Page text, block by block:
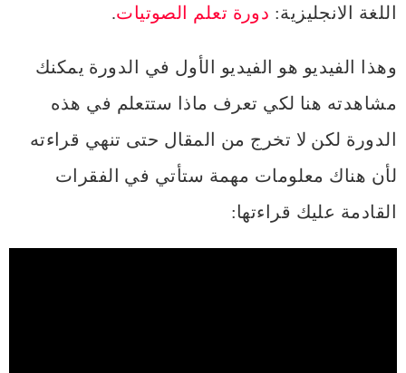
اللغة الانجليزية: دورة تعلم الصوتيات.
وهذا الفيديو هو الفيديو الأول في الدورة يمكنك
مشاهدته هنا لكي تعرف ماذا ستتعلم في هذه
الدورة لكن لا تخرج من المقال حتى تنهي قراءته
لأن هناك معلومات مهمة ستأتي في الفقرات
القادمة عليك قراءتها: